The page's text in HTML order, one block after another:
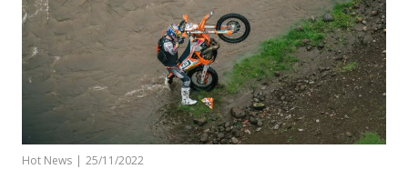
Hot News | 25/11/2022